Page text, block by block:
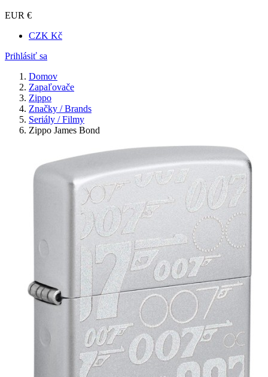
EUR €
CZK Kč
Prihlásiť sa
Domov
Zapaľovače
Zippo
Značky / Brands
Seriály / Filmy
Zippo James Bond